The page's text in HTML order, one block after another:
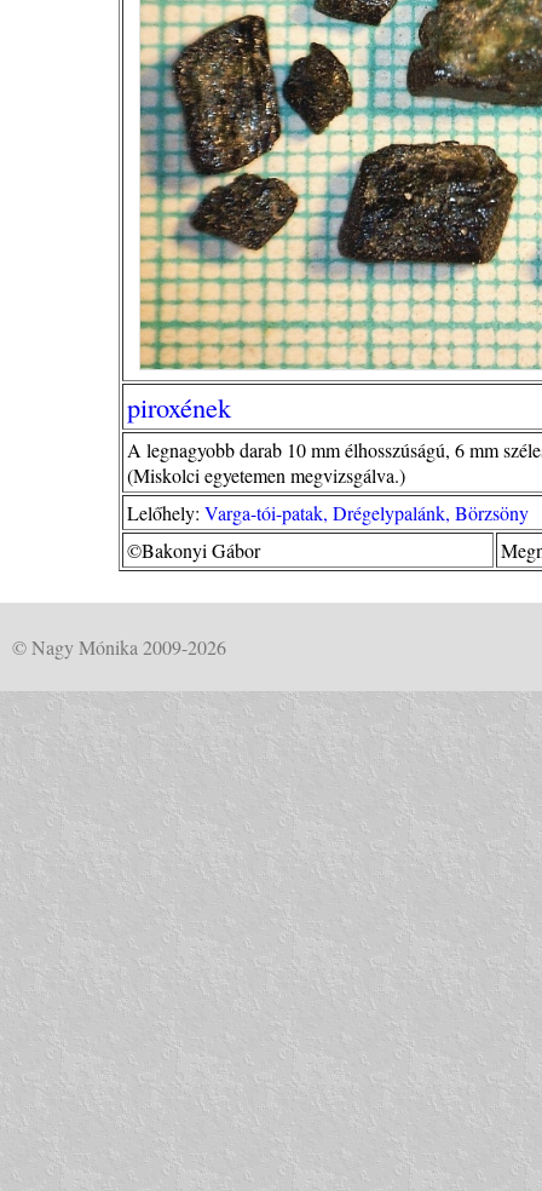
piroxének
A legnagyobb darab 10 mm élhosszúságú, 6 mm
(Miskolci egyetemen megvizsgálva.)
Lelőhely: Varga-tói-patak, Drégelypalánk, Börzsöny
©Bakonyi Gábor
© Nagy Mónika 2009-2026